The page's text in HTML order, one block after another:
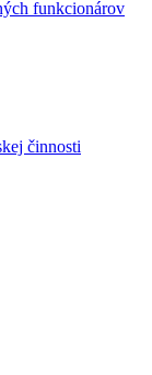
funkcionárov
činnosti